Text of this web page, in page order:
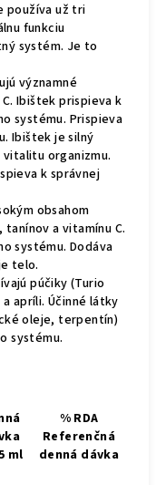
používa už tri
funkciu
systém. Je to
významné
Ibištek prispieva k
systému. Prispieva
Ibištek je silný
organizmu.
k správnej
obsahom
a vitamínu C.
systému. Dodáva
telo.
púčiky (Turio
apríli. Účinné látky
oleje, terpentín)
systému.
ml
% RDA
Referenčná
denná dávka